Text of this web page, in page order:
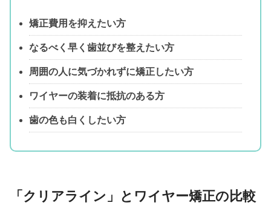
矯正費用を抑えたい方
なるべく早く歯並びを整えたい方
周囲の人に気づかれずに矯正したい方
ワイヤーの装着に抵抗のある方
歯の色も白くしたい方
「クリアライン」とワイヤー矯正の比較